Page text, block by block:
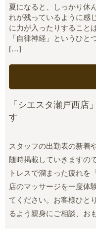
夏になると、しっかり休
れが残っているように感
に力が入ったりすること
「自律神経」というひと
[…]
「シエスタ瀬戸西店
す
スタッフの出勤表の新着
随時掲載していきますの
トレスで溜まった疲れを
店のマッサージを一度体
てください。お客様ひと
るよう親身にご相談、お